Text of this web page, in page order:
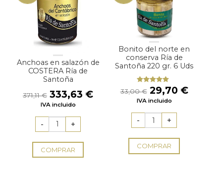
Anchoas en salazón de
COSTERA Ría de
Santoña
371,11€ El
precio
era:
371,11 €.
333,63 €El
333,63 €.
IVA incluido
COMPRAR
Bonito del norte en
conserva Ría de
Santoña 220 gr. 6 Uds
Valorado
con 4.67
de 5
33,00€ El
precio
era:
33,00 €.
29,70 €El
IVA incluido
COMPRAR